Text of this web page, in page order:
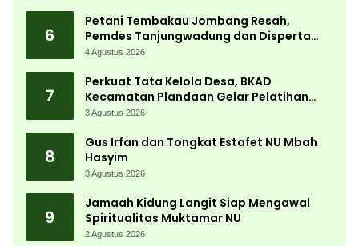
6
Petani Tembakau Jombang Resah,
Pemdes Tanjungwadung dan Disperta
Bergerak Cepat
4 Agustus 2026
7
Perkuat Tata Kelola Desa, BKAD
Kecamatan Plandaan Gelar Pelatihan
Aparatur Pemdes
3 Agustus 2026
8
Gus Irfan dan Tongkat Estafet NU Mbah
Hasyim
3 Agustus 2026
9
Jamaah Kidung Langit Siap Mengawal
Spiritualitas Muktamar NU
2 Agustus 2026